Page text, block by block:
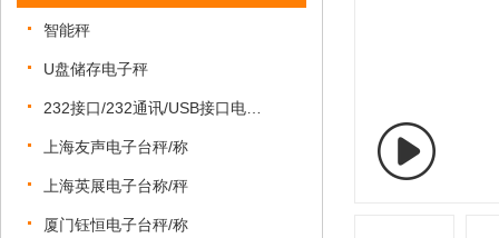
智能秤
U盘储存电子秤
上海友声电子台秤/称
上海英展电子台称/秤
厦门钰恒电子台秤/称